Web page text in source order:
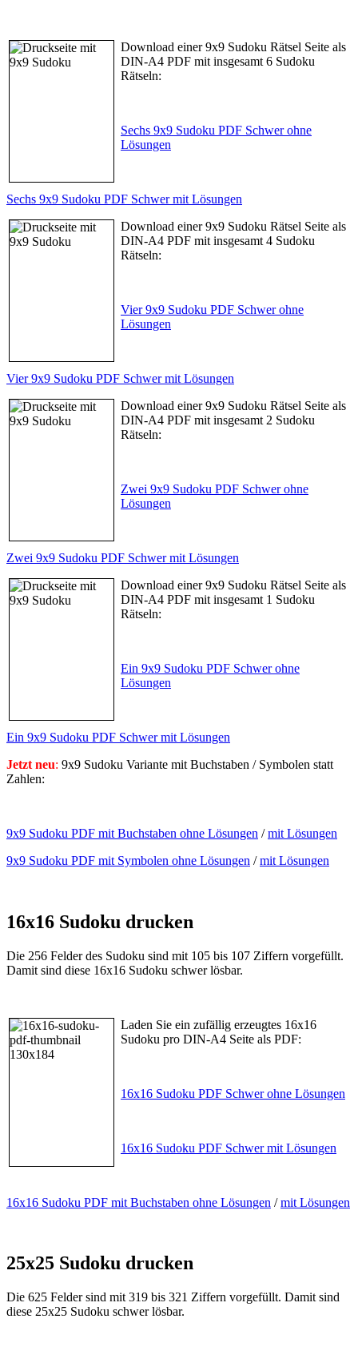
Download einer 9x9 Sudoku Rätsel Seite als
DIN-A4 PDF mit insgesamt 6 Sudoku
Rätseln:
Sechs 9x9 Sudoku PDF Schwer ohne
Lösungen
Sechs 9x9 Sudoku PDF Schwer mit Lösungen
Download einer 9x9 Sudoku Rätsel Seite als
DIN-A4 PDF mit insgesamt 4 Sudoku
Rätseln:
Vier 9x9 Sudoku PDF Schwer ohne
Lösungen
Vier 9x9 Sudoku PDF Schwer mit Lösungen
Download einer 9x9 Sudoku Rätsel Seite als
DIN-A4 PDF mit insgesamt 2 Sudoku
Rätseln:
Zwei 9x9 Sudoku PDF Schwer ohne
Lösungen
Zwei 9x9 Sudoku PDF Schwer mit Lösungen
Download einer 9x9 Sudoku Rätsel Seite als
DIN-A4 PDF mit insgesamt 1 Sudoku
Rätseln:
Ein 9x9 Sudoku PDF Schwer ohne
Lösungen
Ein 9x9 Sudoku PDF Schwer mit Lösungen
Jetzt neu: 9x9 Sudoku Variante mit Buchstaben / Symbolen statt
Zahlen:
9x9 Sudoku PDF mit Buchstaben ohne Lösungen /mit Lösungen
9x9 Sudoku PDF mit Symbolen ohne Lösungen /mit Lösungen
16x16 Sudoku drucken
Die 256 Felder des Sudoku sind mit 105 bis 107 Ziffern vorgefüllt.
Damit sind diese 16x16 Sudoku schwer lösbar.
Laden Sie ein zufällig erzeugtes 16x16
Sudoku pro DIN-A4 Seite als PDF:
16x16 Sudoku PDF Schwer ohne Lösungen
16x16 Sudoku PDF Schwer mit Lösungen
16x16 Sudoku PDF mit Buchstaben ohne Lösungen /mit Lösungen
25x25 Sudoku drucken
Die 625 Felder sind mit 319 bis 321 Ziffern vorgefüllt. Damit sind
diese 25x25 Sudoku schwer lösbar.